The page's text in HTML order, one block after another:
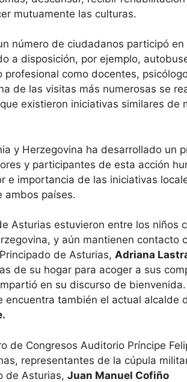
mutuamente las culturas.
número de ciudadanos participó en
a disposición, por ejemplo,
como docentes,
de las visitas más numerosas se
existieron iniciativas similares de
y Herzegovina ha desarrollado un
y participantes de esta acción
e importancia de las iniciativas
ambos países.
Asturias estuvieron entre los niños
y aún mantienen contacto
de Asturias, Adriana
de su hogar para acoger a sus
en su discurso de
también el actual alcalde
de Congresos Auditorio Príncipe
representantes de la cúpula
de Asturias, Juan Manuel Cofiño